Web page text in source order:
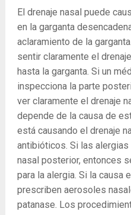
El drenaje nasal puede
en la garganta
aclaramiento de la
sentir claramente el
hasta la garganta. Si un
inspecciona la parte
ver claramente el drenaje
depende de la causa de
está causando el drenaje
antibióticos. Si las
nasal posterior, entonces
para la alergia. Si la causa
prescriben aerosoles
patanase. Los